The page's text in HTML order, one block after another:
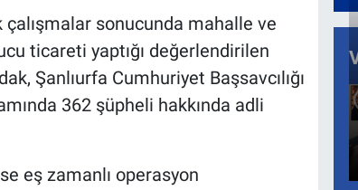
sonucunda mahalle ve
ticareti yaptığı değerlendirilen
Şanlıurfa Cumhuriyet Başsavcılığı
362 şüpheli hakkında adli
eş zamanlı operasyon